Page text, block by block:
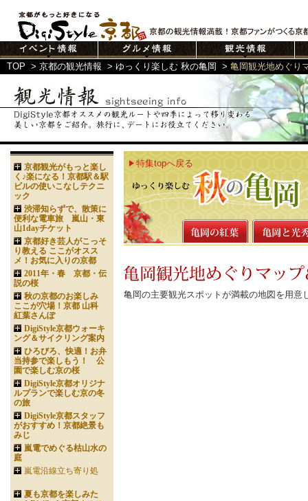
TOP > 京都の観光情報 > ゆっくり楽しむ 秋の亀岡 > 亀岡観光地めぐり
特集topへ戻る
亀岡の主要観光スポットが満載の地図を用意
京都観光がもっと楽し
く♪楽になる！京都駅＆駅
ビルの使いこなしテクニ
ック
渋滞知らずで、散策に
便利な電車旅 嵐山・東
山1dayチケット
京都好き芸人がこっそ
り教える ここがオスス
メ！お気に入りの京都
2011年・春 京都・伝
説の桜
秋の京都のお楽しみ
ここが穴場！京都 山科
紅葉さんぽ
DigiStyle京都ウォーキ
ング＆サイクリング案内
ひろびろ、快適！お弁
当持参で楽しもう！ 公
園で楽しむ京の桜
DigiStyle京都オリジナ
ルプランで楽しむ京の冬
の旅
DigiStyle京都スタッフ
がおすすめ！京都絶景も
みじ
嵐電でめぐる枯山水の
庭
嵐電沿線立ち寄り処
夏も京都を楽しみた